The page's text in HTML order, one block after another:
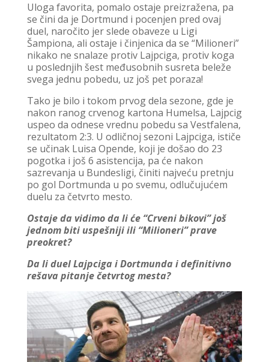
Uloga favorita, pomalo ostaje preizražena, pa
se čini da je Dortmund i pocenjen pred ovaj
duel, naročito jer slede obaveze u Ligi
Šampiona, ali ostaje i činjenica da se “Milioneri”
nikako ne snalaze protiv Lajpciga, protiv koga
u poslednjih šest međusobnih susreta beleže
svega jednu pobedu, uz još pet poraza!
Tako je bilo i tokom prvog dela sezone, gde je
nakon ranog crvenog kartona Humelsa, Lajpcig
uspeo da odnese vrednu pobedu sa Vestfalena,
rezultatom 2:3. U odličnoj sezoni Lajpciga, ističe
se učinak Luisa Opende, koji je došao do 23
pogotka i još 6 asistencija, pa će nakon
sazrevanja u Bundesligi, činiti najveću pretnju
po gol Dortmunda u po svemu, odlučujućem
duelu za četvrto mesto.
Ostaje da vidimo da li će “Crveni bikovi” još
jednom biti uspešniji ili “Milioneri” prave
preokret?
Da li duel Lajpciga i Dortmunda i definitivno
rešava pitanje četvrtog mesta?